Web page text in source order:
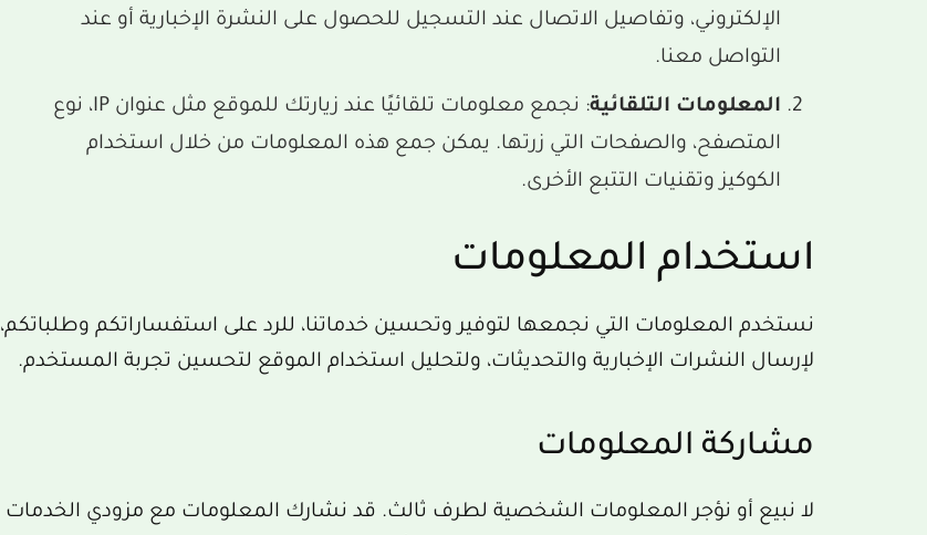
الإلكتروني، وتفاصيل الاتصال عند التسجيل للحصول على النشرة الإخبارية أو عند
التواصل معنا.
المعلومات التلقائية
: نجمع معلومات تلقائيًا عند زيارتك للموقع مثل عنوان IP، نوع
المتصفح، والصفحات التي زرتها. يمكن جمع هذه المعلومات من خلال استخدام
الكوكيز وتقنيات التتبع الأخرى.
استخدام المعلومات
نستخدم المعلومات التي نجمعها لتوفير وتحسين خدماتنا، للرد على استفساراتكم وطلباتكم،
لإرسال النشرات الإخبارية والتحديثات، ولتحليل استخدام الموقع لتحسين تجربة المستخدم.
مشاركة المعلومات
لا نبيع أو نؤجر المعلومات الشخصية لطرف ثالث. قد نشارك المعلومات مع مزودي الخدمات